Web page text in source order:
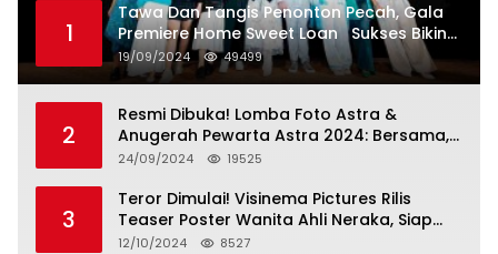
1
Tawa Dan Tangis Penonton Pecah, Gala
Premiere Home Sweet Loan Sukses Bikin
Penonton Lihat Diri Sendiri di Layar
19/09/2024 49499
2
Resmi Dibuka! Lomba Foto Astra &
Anugerah Pewarta Astra 2024: Bersama,
Berkarya, Berkelanjutan
24/09/2024 19525
3
Teror Dimulai! Visinema Pictures Rilis
Teaser Poster Wanita Ahli Neraka, Siap
Tayang di Bioskop 14 November 2024
12/10/2024 8527